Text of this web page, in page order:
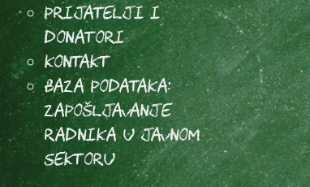
Prijatelji i
donatori
Kontakt
Baza podataka:
Zapošljavanje
radnika u javnom
sektoru